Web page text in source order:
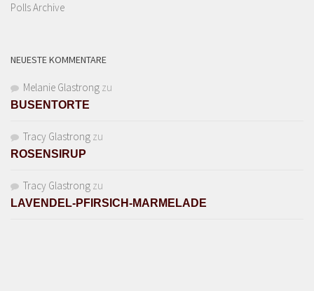
Polls Archive
NEUESTE KOMMENTARE
Melanie Glastrong zu
BUSENTORTE
Tracy Glastrong zu
ROSENSIRUP
Tracy Glastrong zu
LAVENDEL-PFIRSICH-MARMELADE